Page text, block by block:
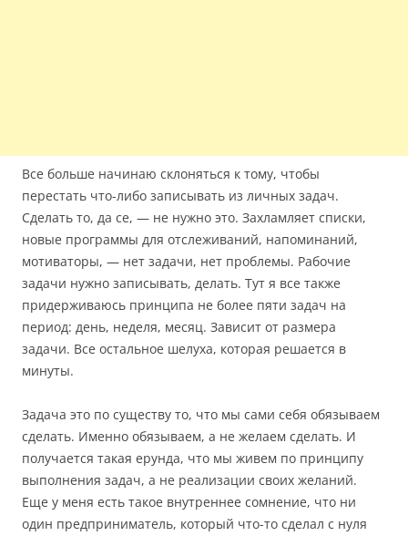
Все больше начинаю склоняться к тому, чтобы
перестать что-либо записывать из личных задач.
Сделать то, да се, — не нужно это. Захламляет списки,
новые программы для отслеживаний, напоминаний,
мотиваторы, — нет задачи, нет проблемы. Рабочие
задачи нужно записывать, делать. Тут я все также
придерживаюсь принципа не более пяти задач на
период: день, неделя, месяц. Зависит от размера
задачи. Все остальное шелуха, которая решается в
минуты.
Задача это по существу то, что мы сами себя обязываем
сделать. Именно обязываем, а не желаем сделать. И
получается такая ерунда, что мы живем по принципу
выполнения задач, а не реализации своих желаний.
Еще у меня есть такое внутреннее сомнение, что ни
один предприниматель, который что-то сделал с нуля